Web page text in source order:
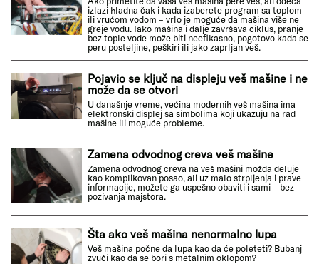
izlazi hladna čak i kada izaberete program sa toplom
ili vrućom vodom – vrlo je moguće da mašina više ne
greje vodu. Iako mašina i dalje završava ciklus, pranje
bez tople vode može biti neefikasno, pogotovo kada se
peru posteljine, peškiri ili jako zaprljan veš.
Pojavio se ključ na displeju veš mašine i ne
može da se otvori
U današnje vreme, većina modernih veš mašina ima
elektronski displej sa simbolima koji ukazuju na rad
mašine ili moguće probleme.
Zamena odvodnog creva veš mašine
Zamena odvodnog creva na veš mašini možda deluje
kao komplikovan posao, ali uz malo strpljenja i prave
informacije, možete ga uspešno obaviti i sami – bez
pozivanja majstora.
Šta ako veš mašina nenormalno lupa
Veš mašina počne da lupa kao da će poleteti? Bubanj
zvuči kao da se bori s metalnim oklopom?